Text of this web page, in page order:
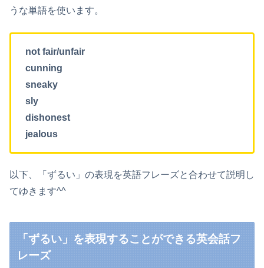
うな単語を使います。
not fair/unfair
cunning
sneaky
sly
dishonest
jealous
以下、「ずるい」の表現を英語フレーズと合わせて説明し
てゆきます^^
「ずるい」を表現することができる英会話フ
レーズ